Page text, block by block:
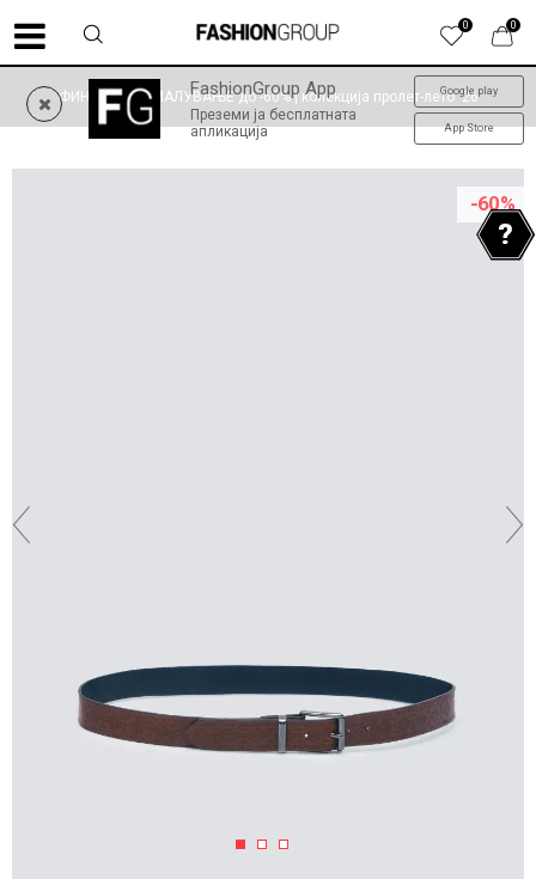
0
0
FashionGroup App
Преземи ја бесплатната
апликација
Google play
App Store
ФИНАЛНО НАМАЛУВАЊЕ до -60% | колекција пролет-лето '26
1 2 3
-60%